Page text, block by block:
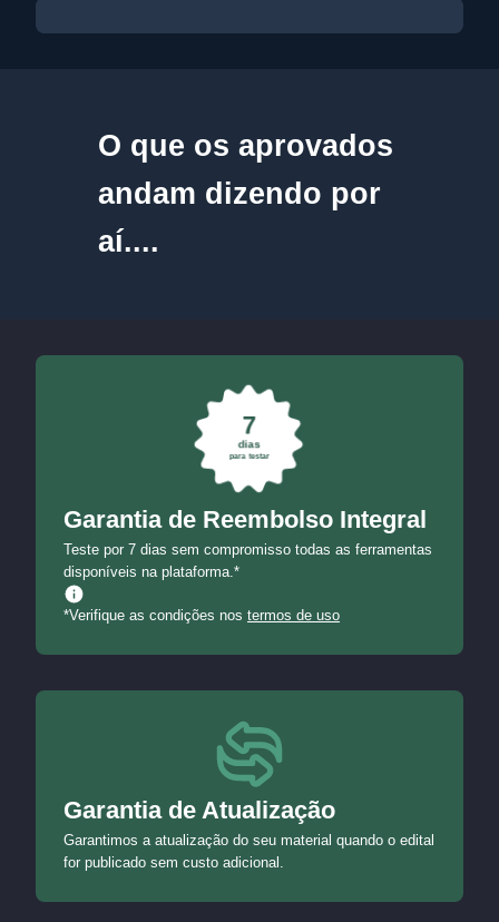
O que os aprovados
andam dizendo por
aí....
Garantia de Reembolso Integral
Teste por 7 dias sem compromisso todas as ferramentas
disponíveis na plataforma.*
*Verifique as condições nos termos de uso
7
dias
para testar
Garantia de Atualização
Garantimos a atualização do seu material quando o edital
for publicado sem custo adicional.